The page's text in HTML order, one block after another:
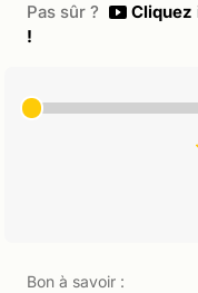
Pas sûr ?
Cliquez
!
Bon à savoir :